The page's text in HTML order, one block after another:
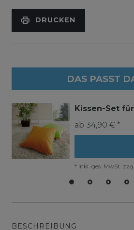
DRUCKEN
DAS PASST
Kissen-Set
ab 34,90 € *
* inkl. ges. MwSt. zzgl.
BESCHREIBUNG